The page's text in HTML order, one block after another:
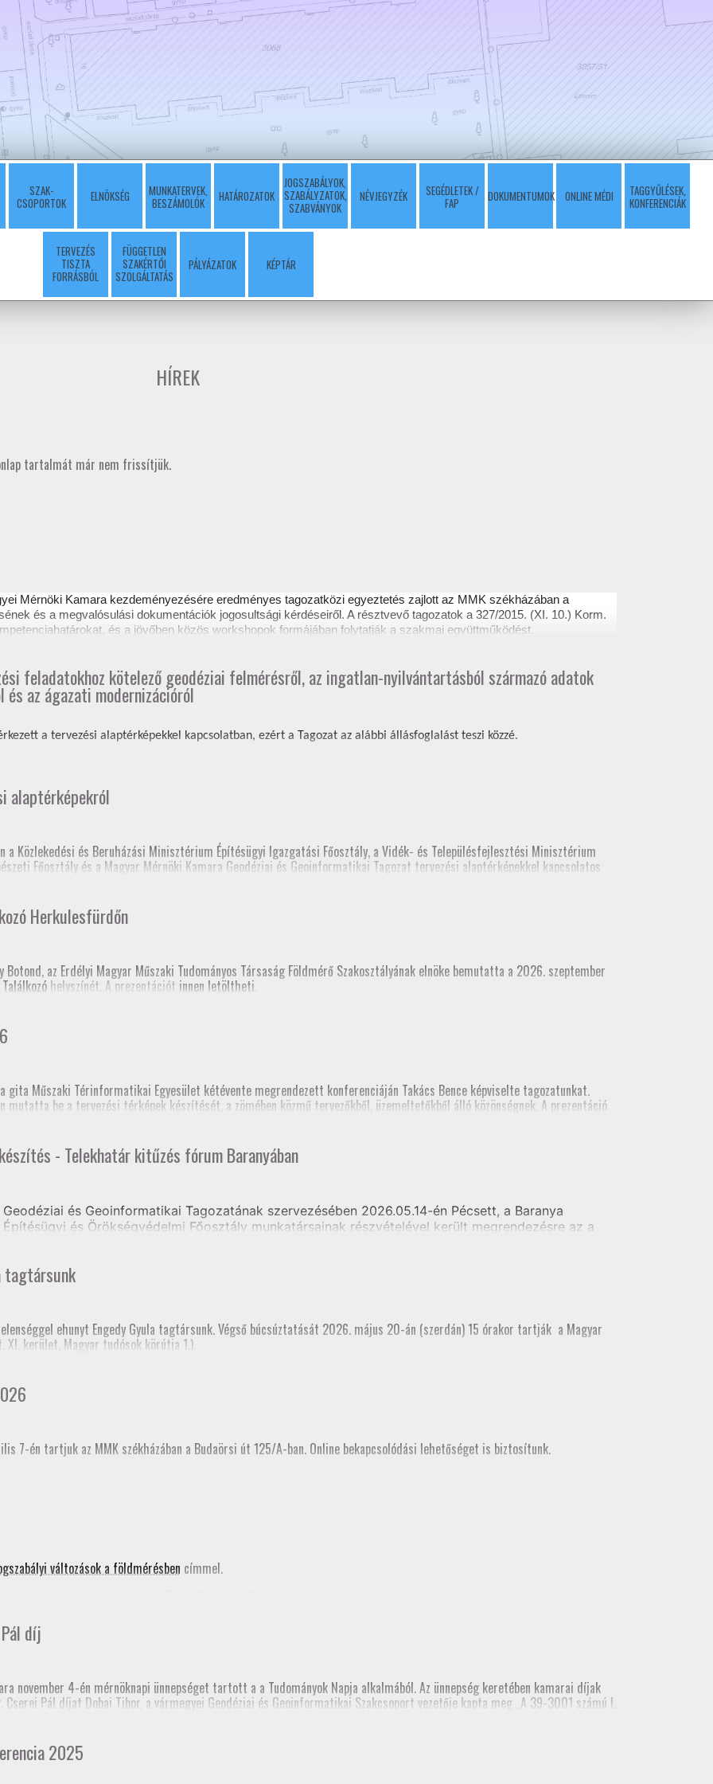
SZAK-
CSOPORTOK
ELNÖKSÉG
MUNKATERVEK,
BESZÁMOLÓK
HATÁROZATOK
JOGSZABÁLYOK,
SZABÁLYZATOK,
SZABVÁNYOK
NÉVJEGYZÉK
SEGÉDLETEK /
FAP
DOKUMENTUMOK ONLINE MÉDI
TAGGYŰLÉSEK,
KONFERENCIÁK
TERVEZÉS
TISZTA
FORRÁSBÓL
FÜGGETLEN
SZAKÉRTŐI
SZOLGÁLTATÁS
PÁLYÁZATOK KÉPTÁR
HÍREK
tartalmát már nem frissítjük.
Mérnöki Kamara kezdeményezésére eredményes tagozatközi egyeztetés zajlott az MMK székházában a
és a megvalósulási dokumentációk jogosultsági kérdéseiről. A résztvevő tagozatok a 327/2015. (XI. 10.) Korm.
és a jövőben közös workshopok formájában folytatják a szakmai együttműködést.
feladatokhoz kötelező geodéziai felmérésről, az ingatlan-nyilvántartásból származó adatok
és az ágazati modernizációról
a tervezési alaptérképekkel kapcsolatban, ezért a Tagozat az alábbi állásfoglalást teszi közzé.
alaptérképekról
a Közlekedési és Beruházási Minisztérium Építésügyi Igazgatási Főosztály, a Vidék- és Településfejlesztési Minisztérium
Főosztály és a Magyar Mérnöki Kamara Geodéziai és Geoinformatikai Tagozat tervezési alaptérképekkel kapcsolatos
elnöksége nagyon sok tájékoztatón és fórumon tartott előadást a tervezési alaptérképekről. A legutolsó előadás
Fórum a szakcsoport szervezésében, szakmagyakorlók, kormányhivatal (építési és földhivatali területről), építész kamara
Fórum a szakcsoport szervezésében, kormányhivatal (építési és földhivatali területről), építész kamara részvételével
Főosztályvezetők Értekezlete (online, mintegy 240 fő földhivatali munkatárs részvételével)
Esztergom
szakmai továbbképzés (teljes megyei földhivatali részvétellel)
Szakfelügyelői Értekezlet (online, mintegy 70 fő részvételével)
Herkulesfürdőn
az Erdélyi Magyar Műszaki Tudományos Társaság Földmérő Szakosztályának elnöke bemutatta a 2026. szeptember
helyszínét. A prezentációt innen letöltheti
gita Műszaki Térinformatikai Egyesület kétévente megrendezett konferenciáján Takács Bence képviselte tagozatunkat.
mutatta be a tervezési térképek készítését, a zömében közmű tervezőkből, üzemeltetőkből álló közönségnek. A prezentáció
volt, hogy a jelenlegi tagozati elnök mellett három korábbi elnök is részt vett.
- Telekhatár kitűzés fórum Baranyában
és Geoinformatikai Tagozatának szervezésében 2026.05.14-én Pécsett, a Baranya
és Örökségvédelmi Főosztály munkatársainak részvételével került megrendezésre az a
tagtársunk
ehunyt Engedy Gyula tagtársunk. Végső búcsúztatását 2026. május 20-án (szerdán) 15 órakor tartják a Magyar
XI. kerület, Magyar tudósok körútja 1.).
7-én tartjuk az MMK székházában a Budaörsi út 125/A-ban. Online bekapcsolódási lehetőséget is biztosítunk.
változások a földmérésben címmel.
díj
november 4-én mérnöknapi ünnepséget tartott a a Tudományok Napja alkalmából. Az ünnepség keretében kamarai díjak
Pál díjat Dobai Tibor, a vármegyei Geodéziai és Geoinformatikai Szakcsoport vezetője kapta meg „A 39-3001 számú I.
Kamara korábbi elnöke, akinek emlékére alapították a díjat.
2025